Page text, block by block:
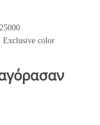
25000
Exclusive color